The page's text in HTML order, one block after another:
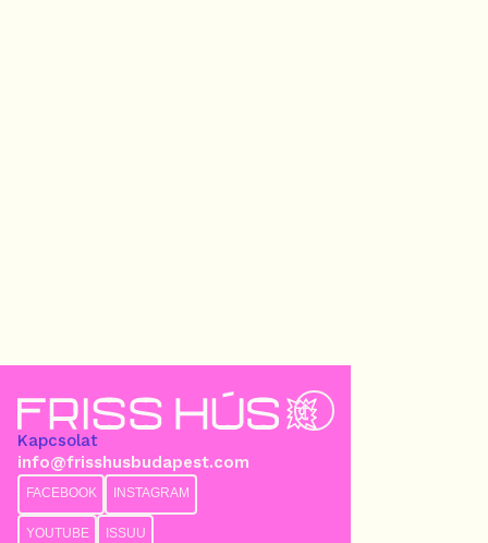
Kapcsolat
info@frisshusbudapest.com
FACEBOOK INSTAGRAM
YOUTUBE ISSUU